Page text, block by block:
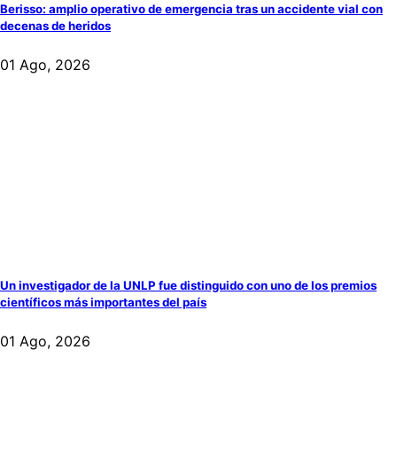
Berisso: amplio operativo de emergencia tras un accidente vial con
decenas de heridos
01 Ago, 2026
Un investigador de la UNLP fue distinguido con uno de los premios
científicos más importantes del país
01 Ago, 2026